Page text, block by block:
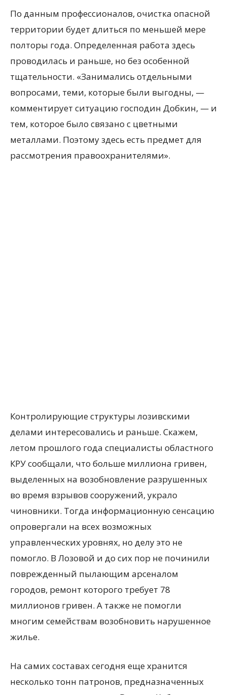
По данным профессионалов, очистка опасной
территории будет длиться по меньшей мере
полторы года. Определенная работа здесь
проводилась и раньше, но без особенной
тщательности. «Занимались отдельными
вопросами, теми, которые были выгодны, —
комментирует ситуацию господин Добкин, — и
тем, которое было связано с цветными
металлами. Поэтому здесь есть предмет для
рассмотрения правоохранителями».
Контролирующие струк­туры лозивскими
делами интересовались и раньше. Скажем,
летом прошлого года специалисты областного
КРУ сообщали, что больше миллиона гривен,
выделенных на возобновление разрушенных
во время взрывов сооружений, украло
чиновники. Тогда информационную сенсацию
опровергали на всех возможных
управленческих уровнях, но делу это не
помогло. В Лозовой и до сих пор не починили
поврежденный пылающим арсеналом
городов, ремонт которого требует 78
миллионов гривен. А также не помогли
многим семействам возобновить нарушенное
жилье.
На самих составах сегодня еще хранится
несколько тонн патронов, предназначенных